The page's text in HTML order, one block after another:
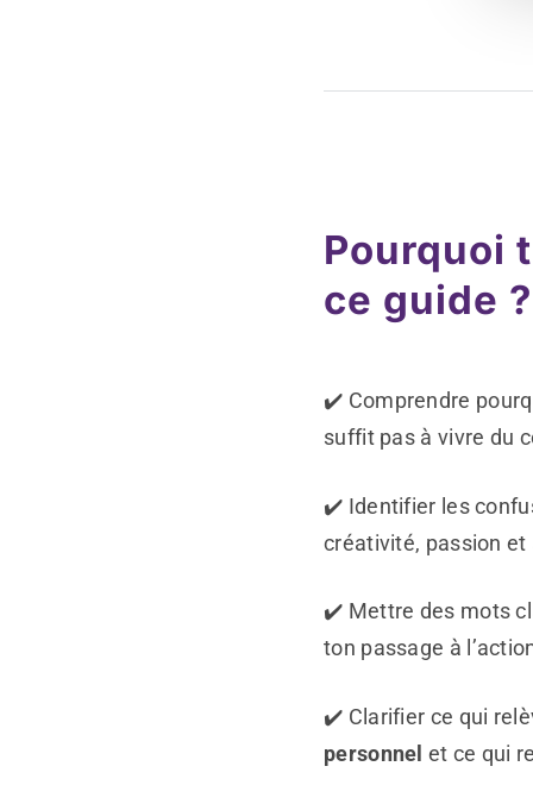
Pourquoi
ce guide ?
✔️ Comprendre
suffit pas à vivre du
✔️ Identifier les
créativité, passion
✔️ Mettre des mots
ton passage à
✔️ Clarifier ce qui
personnel et ce qui